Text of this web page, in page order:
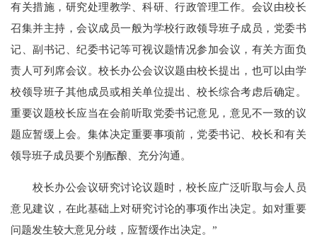
有关措施，研究处理教学、科研、行政管理工作。会议由校长
召集并主持，会议成员一般为学校行政领导班子成员，党委书
记、副书记、纪委书记等可视议题情况参加会议，有关方面负
责人可列席会议。校长办公会议议题由校长提出，也可以由学
校领导班子其他成员或相关单位提出、校长综合考虑后确定。
重要议题校长应当在会前听取党委书记意见，意见不一致的议
题应暂缓上会。集体决定重要事项前，党委书记、校长和有关
领导班子成员要个别酝酿、充分沟通。
校长办公会议研究讨论议题时，校长应广泛听取与会人员
意见建议，在此基础上对研究讨论的事项作出决定。如对重要
问题发生较大意见分歧，应暂缓作出决定。”